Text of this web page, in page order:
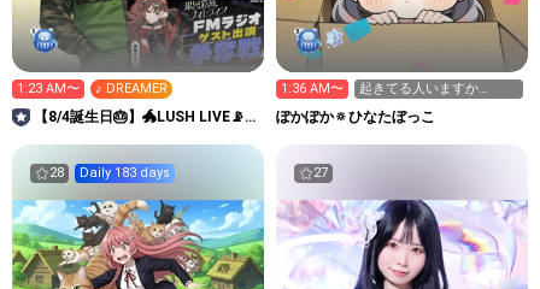
1:23 AM〜 ♪ DREAMER
【8/4誕生日🎂】🐲LUSH LIVE📡ま
1:36 AM〜
起きてる人いますか
ー？？|´-`)ﾁﾗｯ
ぽかぽか🔅ひなたぼっこ
28 Daily 183 days 27